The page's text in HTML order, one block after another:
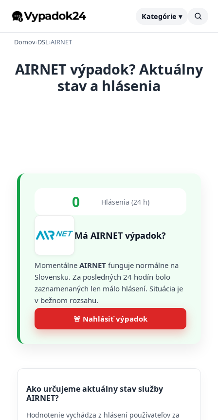
Kategórie ▾
Domov›DSL›AIRNET
AIRNET výpadok? Aktuálny
stav a hlásenia
0 Hlásenia (24 h)
Má AIRNET výpadok?
Momentálne AIRNET funguje normálne na
Slovensku. Za posledných 24 hodín bolo
zaznamenaných len málo hlásení. Situácia je
v bežnom rozsahu.
🚨 Nahlásiť výpadok
Ako určujeme aktuálny stav služby
AIRNET?
Hodnotenie vychádza z hlásení používateľov za